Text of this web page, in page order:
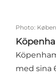
Photo:
med sina